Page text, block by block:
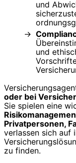
und
und
oder bei
Sie spielen eine
Privatpersonen,
verlassen sich auf
zu finden.